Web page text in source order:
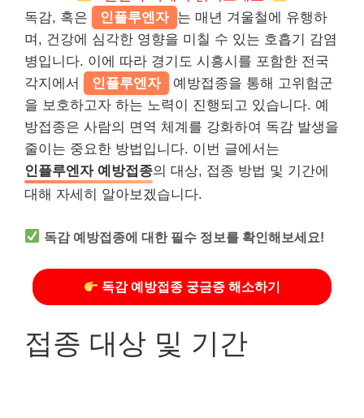
독감, 혹은
인플루엔자 는 매년 겨울철에 유행하
며, 건강에 심각한 영향을 미칠 수 있는 호흡기 감염
병입니다. 이에 따라 경기도 시흥시를 포함한 전국
각지에서
인플루엔자
예방접종을 통해 고위험군
을 보호하고자 하는 노력이 진행되고 있습니다. 예
방접종은 사람의 면역 체계를 강화하여 독감 발생을
줄이는 중요한 방법입니다. 이번 글에서는
인플루엔자 예방접종의 대상, 접종 방법 및 기간에
대해 자세히 알아보겠습니다.
독감 예방접종에 대한 필수 정보를 확인해보세요!
독감 예방접종 궁금증 해소하기
접종 대상 및 기간